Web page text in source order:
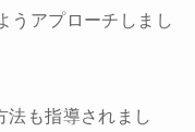
うアプローチしまし
法も指導されまし